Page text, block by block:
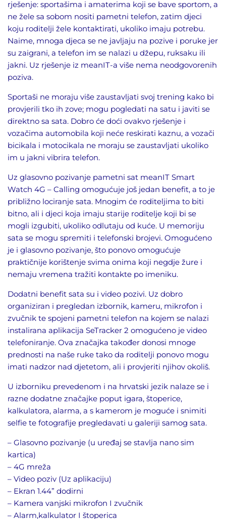
rješenje: sportašima i amaterima koji se bave sportom, a
ne žele sa sobom nositi pametni telefon, zatim djeci
koju roditelji žele kontaktirati, ukoliko imaju potrebu.
Naime, mnoga djeca se ne javljaju na pozive i poruke jer
su zaigrani, a telefon im se nalazi u džepu, ruksaku ili
jakni. Uz rješenje iz meanIT-a više nema neodgovorenih
poziva.
Sportaši ne moraju više zaustavljati svoj trening kako bi
provjerili tko ih zove; mogu pogledati na satu i javiti se
direktno sa sata. Dobro će doći ovakvo rješenje i
vozačima automobila koji neće reskirati kaznu, a vozači
bicikala i motocikala ne moraju se zaustavljati ukoliko
im u jakni vibrira telefon.
Uz glasovno pozivanje pametni sat meanIT Smart
Watch 4G – Calling omogućuje još jedan benefit, a to je
približno lociranje sata. Mnogim će roditeljima to biti
bitno, ali i djeci koja imaju starije roditelje koji bi se
mogli izgubiti, ukoliko odlutaju od kuće. U memoriju
sata se mogu spremiti i telefonski brojevi. Omogućeno
je i glasovno pozivanje, što ponovo omogućuje
praktičnije korištenje svima onima koji negdje žure i
nemaju vremena tražiti kontakte po imeniku.
Dodatni benefit sata su i video pozivi. Uz dobro
organiziran i pregledan izbornik, kameru, mikrofon i
zvučnik te spojeni pametni telefon na kojem se nalazi
instalirana aplikacija SeTracker 2 omogućeno je video
telefoniranje. Ova značajka također donosi mnoge
prednosti na naše ruke tako da roditelji ponovo mogu
imati nadzor nad djetetom, ali i provjeriti njihov okoliš.
U izborniku prevedenom i na hrvatski jezik nalaze se i
razne dodatne značajke poput igara, štoperice,
kalkulatora, alarma, a s kamerom je moguće i snimiti
selfie te fotografije pregledavati u galeriji samog sata.
– Glasovno pozivanje (u uređaj se stavlja nano sim
kartica)
– 4G mreža
– Video poziv (Uz aplikaciju)
– Ekran 1.44” dodirni
– Kamera vanjski mikrofon I zvučnik
– Alarm,kalkulator I štoperica